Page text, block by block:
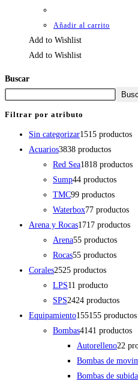
Añadir al carrito
Add to Wishlist
Add to Wishlist
Buscar
Filtrar por atributo
Sin categorizar1515 productos
Acuarios3838 productos
Red Sea1818 productos
Sump44 productos
TMC99 productos
Waterbox77 productos
Arena y Rocas1717 productos
Arena55 productos
Rocas55 productos
Corales2525 productos
LPS1 1 producto
SPS2424 productos
Equipamiento155155 productos
Bombas41 41 productos
Autorelleno22
Bombas de
Bombas de subida